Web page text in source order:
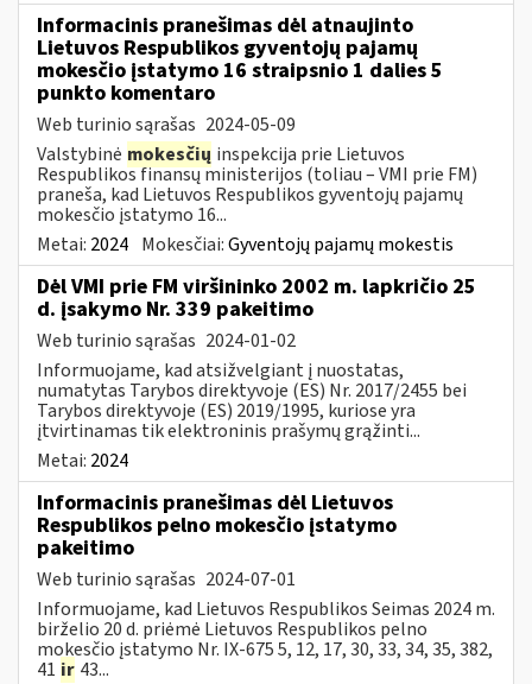
Informacinis pranešimas dėl atnaujinto
Lietuvos Respublikos gyventojų pajamų
mokesčio įstatymo 16 straipsnio 1 dalies 5
punkto komentaro
Web turinio sąrašas 2024-05-09
Valstybinė mokesčių inspekcija prie Lietuvos
Respublikos finansų ministerijos (toliau – VMI prie FM)
praneša, kad Lietuvos Respublikos gyventojų pajamų
mokesčio įstatymo 16...
Metai: 2024 Mokesčiai:Gyventojų pajamų mokestis
Dėl VMI prie FM viršininko 2002 m. lapkričio 25
d. įsakymo Nr. 339 pakeitimo
Web turinio sąrašas 2024-01-02
Informuojame, kad atsižvelgiant į nuostatas,
numatytas Tarybos direktyvoje (ES) Nr. 2017/2455 bei
Tarybos direktyvoje (ES) 2019/1995, kuriose yra
įtvirtinamas tik elektroninis prašymų grąžinti...
Metai: 2024
Informacinis pranešimas dėl Lietuvos
Respublikos pelno mokesčio įstatymo
pakeitimo
Web turinio sąrašas 2024-07-01
Informuojame, kad Lietuvos Respublikos Seimas 2024 m.
birželio 20 d. priėmė Lietuvos Respublikos pelno
mokesčio įstatymo Nr. IX-675 5, 12, 17, 30, 33, 34, 35, 382,
41 ir 43...